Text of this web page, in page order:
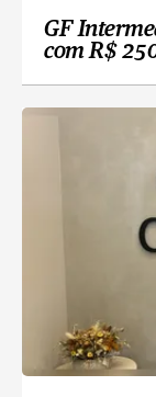
GF
com R$